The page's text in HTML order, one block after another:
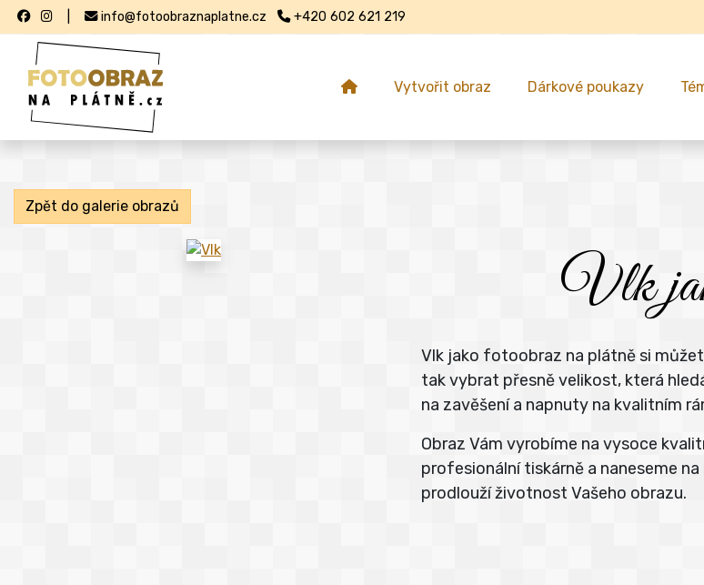
info@fotoobraznaplatne.cz +420 602 621 219
Vytvořit obraz Dárkové poukazy
Zpět do galerie obrazů
Vlk
Vlk jako fotoobraz na plátně si
tak vybrat přesně velikost, která
na zavěšení a napnuty na kvalitním
Obraz Vám vyrobíme na vysoce
profesionální tiskárně a naneseme
prodlouží životnost Vašeho obrazu.